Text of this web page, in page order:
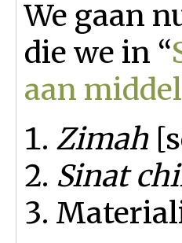
We gaan
die we in “
aan
Zimah
Sinat